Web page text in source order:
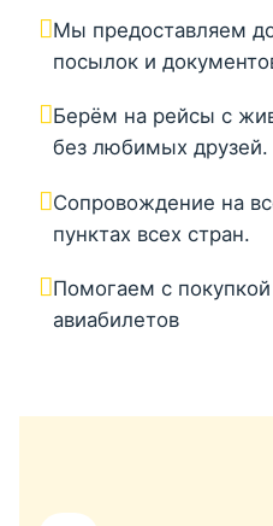
Мы предоставляем
посылок и
Берём на рейсы с
без любимых друзей.
Сопровождение на
пунктах всех стран.
Помогаем с покупкой
авиабилетов